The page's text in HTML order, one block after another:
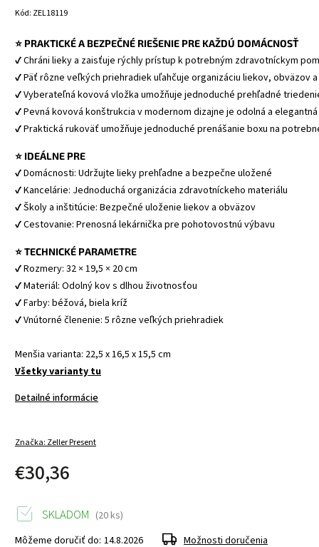
Kód: ZEL18119
⭐ PRAKTICKÉ A BEZPEČNÉ RIEŠENIE PRE KAŽDÚ DOMÁCNOSŤ
✔ Chráni lieky a zaisťuje rýchly prístup k potrebným zdravotníckym
✔ Päť rôzne veľkých priehradiek uľahčuje organizáciu liekov, obväzov
✔ Vyberateľná kovová vložka umožňuje jednoduché prehľadné
✔ Pevná kovová konštrukcia v modernom dizajne je odolná a elegantná
✔ Praktická rukoväť umožňuje jednoduché prenášanie boxu na
⭐ IDEÁLNE PRE
✔ Domácnosti: Udržujte lieky prehľadne a bezpečne uložené
✔ Kancelárie: Jednoduchá organizácia zdravotníckeho materiálu
✔ Školy a inštitúcie: Bezpečné uloženie liekov a obväzov
✔ Cestovanie: Prenosná lekárnička pre pohotovostnú výbavu
⭐ TECHNICKÉ PARAMETRE
✔ Rozmery: 32 × 19,5 × 20 cm
✔ Materiál: Odolný kov s dlhou životnosťou
✔ Farby: béžová, biela kríž
✔ Vnútorné členenie: 5 rôzne veľkých priehradiek
Menšia varianta: 22,5 x 16,5 x 15,5 cm
Všetky varianty tu
Detailné informácie
Značka: Zeller Present
€30,36
SKLADOM (20 ks)
Môžeme doručiť do: 14.8.2026 Možnosti doručenia